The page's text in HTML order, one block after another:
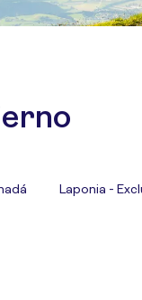
Laponia -